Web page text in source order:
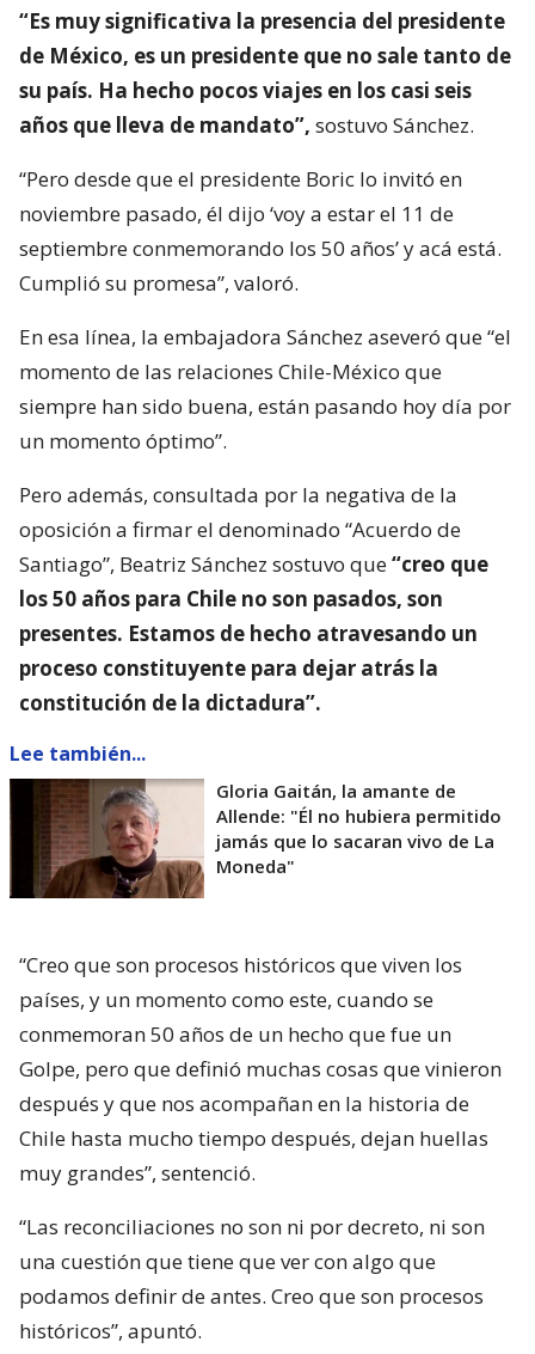
“Es muy significativa la presencia del presidente
de México, es un presidente que no sale tanto de
su país. Ha hecho pocos viajes en los casi seis
años que lleva de mandato”, sostuvo Sánchez.
“Pero desde que el presidente Boric lo invitó en
noviembre pasado, él dijo ‘voy a estar el 11 de
septiembre conmemorando los 50 años’ y acá está.
Cumplió su promesa”, valoró.
En esa línea, la embajadora Sánchez aseveró que “el
momento de las relaciones Chile-México que
siempre han sido buena, están pasando hoy día por
un momento óptimo”.
Pero además, consultada por la negativa de la
oposición a firmar el denominado “Acuerdo de
Santiago”, Beatriz Sánchez sostuvo que“creo que
los 50 años para Chile no son pasados, son
presentes. Estamos de hecho atravesando un
proceso constituyente para dejar atrás la
constitución de la dictadura”.
Lee también...
Gloria Gaitán, la amante de
Allende: "Él no hubiera permitido
jamás que lo sacaran vivo de La
Moneda"
“Creo que son procesos históricos que viven los
países, y un momento como este, cuando se
conmemoran 50 años de un hecho que fue un
Golpe, pero que definió muchas cosas que vinieron
después y que nos acompañan en la historia de
Chile hasta mucho tiempo después, dejan huellas
muy grandes”, sentenció.
“Las reconciliaciones no son ni por decreto, ni son
una cuestión que tiene que ver con algo que
podamos definir de antes. Creo que son procesos
históricos”, apuntó.